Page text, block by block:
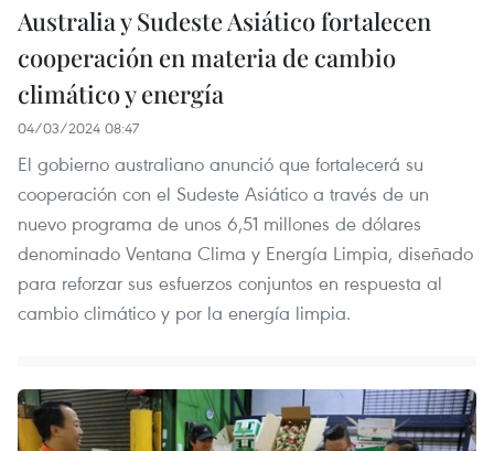
Australia y Sudeste Asiático fortalecen
cooperación en materia de cambio
climático y energía
04/03/2024 08:47
El gobierno australiano anunció que fortalecerá su
cooperación con el Sudeste Asiático a través de un
nuevo programa de unos 6,51 millones de dólares
denominado Ventana Clima y Energía Limpia, diseñado
para reforzar sus esfuerzos conjuntos en respuesta al
cambio climático y por la energía limpia.